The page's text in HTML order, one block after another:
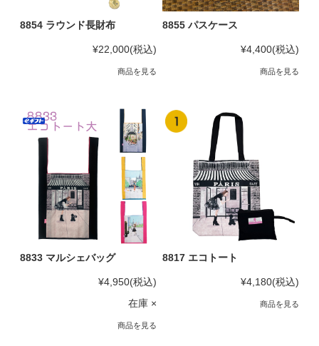
8854 ラウンド長財布
¥22,000(税込)
商品を見る
8855 パスケース
¥4,400(税込)
商品を見る
8833 マルシェバッグ
¥4,950(税込)
在庫 ×
商品を見る
8817 エコトート
¥4,180(税込)
商品を見る